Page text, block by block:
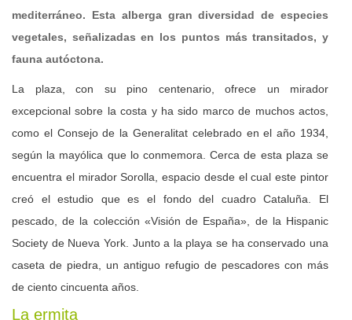
mediterráneo. Esta alberga gran diversidad de especies
vegetales, señalizadas en los puntos más transitados, y
fauna autóctona.
La plaza, con su pino centenario, ofrece un mirador
excepcional sobre la costa y ha sido marco de muchos actos,
como el Consejo de la Generalitat celebrado en el año 1934,
según la mayólica que lo conmemora. Cerca de esta plaza se
encuentra el mirador Sorolla, espacio desde el cual este pintor
creó el estudio que es el fondo del cuadro Cataluña. El
pescado, de la colección «Visión de España», de la Hispanic
Society de Nueva York. Junto a la playa se ha conservado una
caseta de piedra, un antiguo refugio de pescadores con más
de ciento cincuenta años.
La ermita